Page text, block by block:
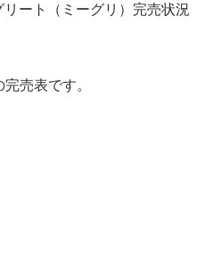
ート（ミーグリ）完売状況
売表です。